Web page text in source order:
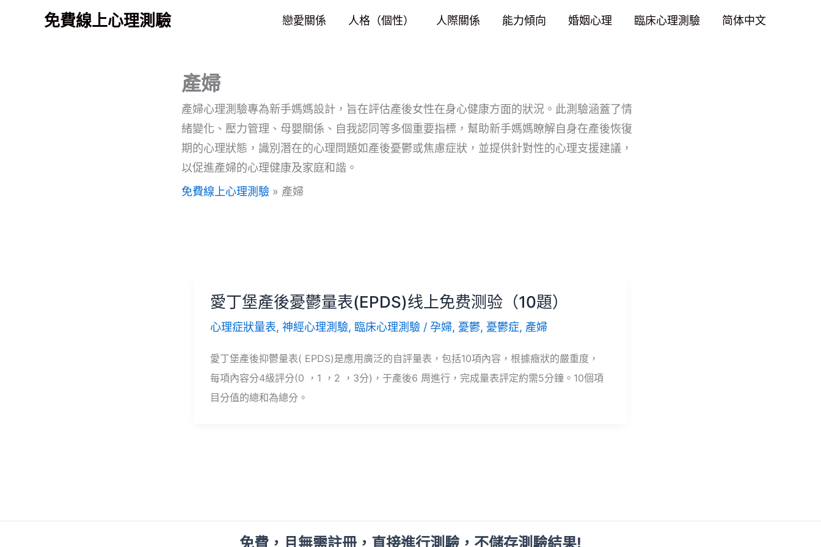
免費線上心理測驗 戀愛關係 人格（個性） 人際關係 能力傾向 婚姻心理 臨床心理測驗 简体中文
產婦
產婦心理測驗專為新手媽媽設計，旨在評估產後女性在身心健康方面的狀況。此測驗涵蓋了情
緒變化、壓力管理、母嬰關係、自我認同等多個重要指標，幫助新手媽媽瞭解自身在產後恢復
期的心理狀態，識別潛在的心理問題如產後憂鬱或焦慮症狀，並提供針對性的心理支援建議，
以促進產婦的心理健康及家庭和諧。
免費線上心理測驗 » 產婦
愛丁堡產後憂鬱量表(EPDS)线上免费测验（10題）
心理症狀量表, 神經心理測驗, 臨床心理測驗 / 孕婦, 憂鬱, 憂鬱症, 產婦
愛丁堡產後抑鬱量表( EPDS)是應用廣泛的自評量表，包括10項內容，根據癥狀的嚴重度，
每項內容分4級評分(0 ，1 ，2 ，3分)，于產後6 周進行，完成量表評定約需5分鐘。10個項
目分值的總和為總分。
免費，且無需註冊，直接進行測驗，不儲存測驗結果!